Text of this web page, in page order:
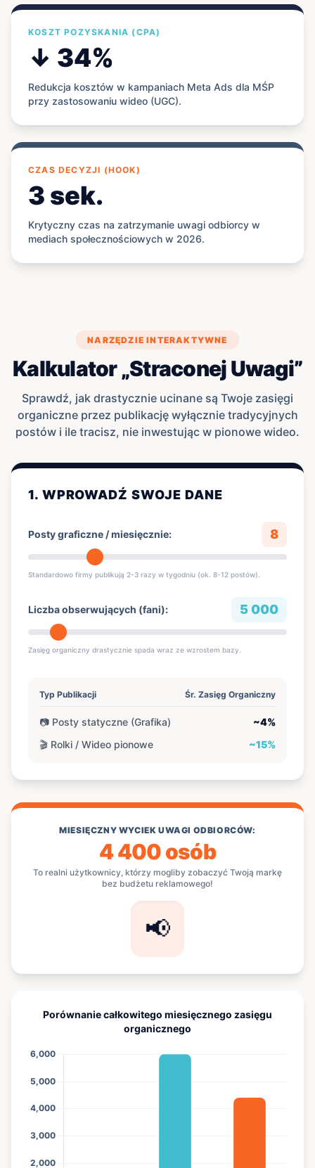
KOSZT POZYSKANIA (CPA)
↓ 34%
Redukcja kosztów w kampaniach Meta Ads dla MŚP
przy zastosowaniu wideo (UGC).
CZAS DECYZJI (HOOK)
3 sek.
Krytyczny czas na zatrzymanie uwagi odbiorcy w
mediach społecznościowych w 2026.
NARZĘDZIE INTERAKTYWNE
Kalkulator „Straconej Uwagi”
Sprawdź, jak drastycznie ucinane są Twoje zasięgi
organiczne przez publikację wyłącznie tradycyjnych
postów i ile tracisz, nie inwestując w pionowe wideo.
1. WPROWADŹ SWOJE DANE
Posty graficzne / miesięcznie: 8
Standardowo firmy publikują 2-3 razy w tygodniu (ok. 8-12 postów).
Liczba obserwujących (fani): 5 000
Zasięg organiczny drastycznie spada wraz ze wzrostem bazy.
Typ Publikacji Śr. Zasięg Organiczny
📷 Posty statyczne (Grafika)
~4%
🎬 Rolki / Wideo pionowe
~15%
MIESIĘCZNY WYCIEK UWAGI ODBIORCÓW:
4 400 osób
To realni użytkownicy, którzy mogliby zobaczyć Twoją markę
bez budżetu reklamowego!
📢
Porównanie całkowitego miesięcznego zasięgu
organicznego